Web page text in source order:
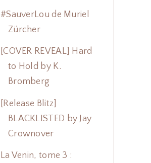
#SauverLou de Muriel
Zürcher
[COVER REVEAL] Hard
to Hold by K.
Bromberg
[Release Blitz]
BLACKLISTED by Jay
Crownover
La Venin, tome 3 :